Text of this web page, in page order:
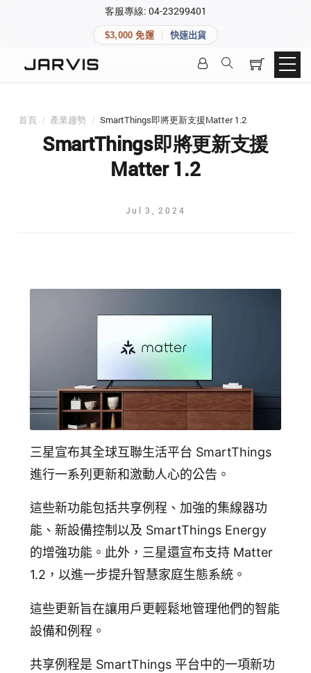
客服專線: 04-23299401
$3,000 免運 快速出貨
首頁 / 產業趨勢 / SmartThings即將更新支援Matter 1.2
SmartThings即將更新支援
Matter 1.2
Jul 3 2024
三星宣布其全球互聯生活平台 SmartThings
進行一系列更新和激動人心的公告。
這些新功能包括共享例程、加強的集線器功
能、新設備控制以及 SmartThings Energy
的增強功能。此外，三星還宣布支持 Matter
1.2，以進一步提升智慧家庭生態系統。
這些更新旨在讓用戶更輕鬆地管理他們的智能
設備和例程。
共享例程是 SmartThings 平台中的一項新功
快速連結
Matter 智慧家庭
精品家電
登入後可查看訂單、會員資料與收藏清單。
登入會員
加入 JARVIS VIP